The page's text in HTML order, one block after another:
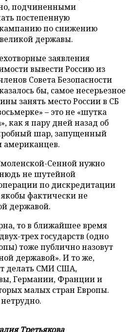
подчиненными
постепенную
по снижению
державы.
заявления
вывести Россию из
Совета Безопасности
бы, самое несерьезное
занять место России в СБ
– это не «шутка
как я пару дней назад об
шар, запущенный
Сенной нужно
не шутейной
по дискредитации
фактически не
державой.
то в ближайшее время
трех государств (одно
тоже публично назовут
державой». И то же,
делать СМИ США,
Германии, Франции и
малых стран Европы.
Третьякова